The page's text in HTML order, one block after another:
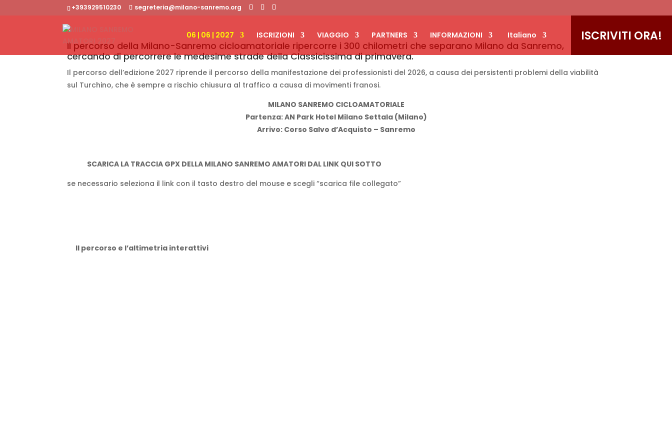
+393929510230 segreteria@milano-sanremo.org
06 | 06 | 2027 ISCRIZIONI VIAGGIO PARTNERS INFORMAZIONI ISCRIVITI ORA!
Italiano
Il percorso della Milano-Sanremo cicloamatoriale ripercorre i 300 chilometri che separano Milano da Sanremo,
cercando di percorrere le medesime strade della Classicissima di primavera.
Il percorso dell’edizione 2027 riprende il percorso della manifestazione dei professionisti del 2026, a causa dei persistenti problemi della viabilità
sul Turchino, che è sempre a rischio chiusura al traffico a causa di movimenti franosi.
MILANO SANREMO CICLOAMATORIALE
Partenza: AN Park Hotel Milano Settala (Milano)
Arrivo: Corso Salvo d’Acquisto – Sanremo
SCARICA LA TRACCIA GPX DELLA MILANO SANREMO AMATORI DAL LINK QUI SOTTO
se necessario seleziona il link con il tasto destro del mouse e scegli “scarica file collegato”
Il percorso e l’altimetria interattivi